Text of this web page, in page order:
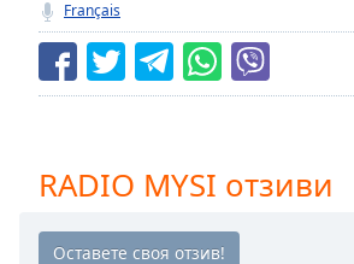
live,
currently
behind
LIVE
Remaining
Playback
Rate
Français
RADIO MYSI отзиви